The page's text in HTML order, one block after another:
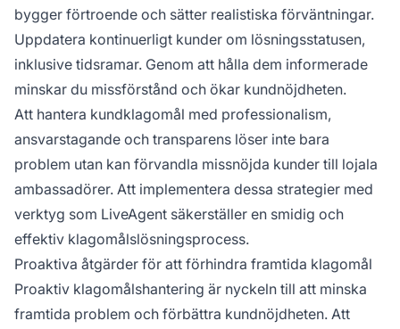
bygger förtroende och sätter realistiska förväntningar.
Uppdatera kontinuerligt kunder om lösningsstatusen,
inklusive tidsramar. Genom att hålla dem informerade
minskar du missförstånd och ökar kundnöjdheten.
Att hantera kundklagomål med professionalism,
ansvarstagande och transparens löser inte bara
problem utan kan förvandla missnöjda kunder till lojala
ambassadörer. Att implementera dessa strategier med
verktyg som LiveAgent säkerställer en smidig och
effektiv klagomålslösningsprocess.
Proaktiva åtgärder för att förhindra framtida klagomål
Proaktiv klagomålshantering är nyckeln till att minska
framtida problem och förbättra kundnöjdheten. Att